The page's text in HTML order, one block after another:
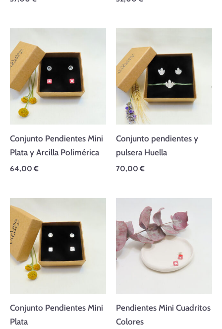
Conjunto Pendientes Mini
Plata y Arcilla Polimérica
64,00 €
Conjunto pendientes y
pulsera Huella
70,00 €
Conjunto Pendientes Mini
Plata
Pendientes Mini Cuadritos
Colores